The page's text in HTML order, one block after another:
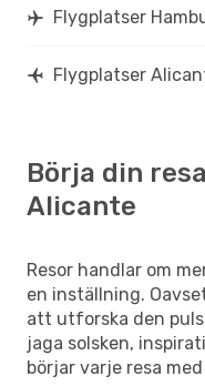
Flygplatser
Flygplatser
Börja din
Alicante
Resor handlar om
en inställning.
att utforska den
jaga solsken,
börjar varje resa